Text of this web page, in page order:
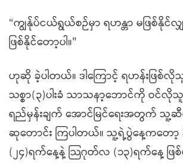
“ကျွန်ုပ်ငယ်ရွယ်စဉ်မှာ ရဟန္တာ မဖြစ်နိုင်
ဖြစ်နိုင်တော့ပါ။"
ဟုဆို ခဲ့ပါတယ်။ ဒါကြောင့် ရဟန်းဖြစ်လိုသူ
သစ္စာ(၃)ပါးခံ သာသနာ့ဘောင်ကို ဝင်လိုသူ
ရည်မှန်းချက် အောင်မြင်ရေးအတွက်
ဆုတောင်း ကြပါတယ်။ သူ့ရဲ့ပွဲနေ့ကတေ
(၂၄)ရက်နေ့နဲ့ သြဂုတ်လ (၁၃)ရက်နေ့ ဖြ